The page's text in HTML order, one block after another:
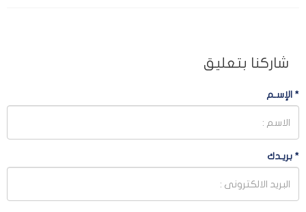
شاركنا بتعليق
* الإسـم
* بريـدك